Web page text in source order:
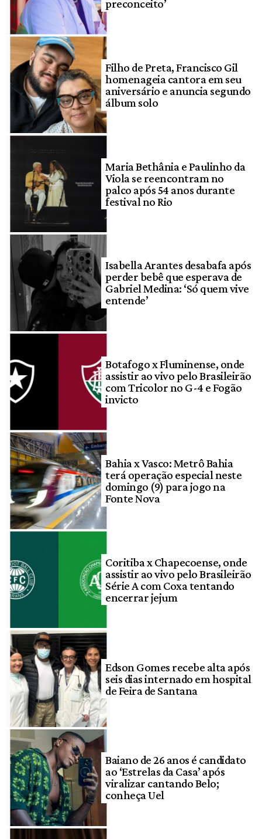
preconceito’
Filho de Preta, Francisco Gil
homenageia cantora em seu
aniversário e anuncia segundo
álbum solo
Maria Bethânia e Paulinho da
Viola se reencontram no
palco após 54 anos durante
festival no Rio
Isabella Arantes desabafa após
perder bebê que esperava de
Gabriel Medina: ‘Só quem vive
entende’
Botafogo x Fluminense, onde
assistir ao vivo pelo Brasileirão
com Tricolor no G-4 e Fogão
invicto
Bahia x Vasco: Metrô Bahia
terá operação especial neste
domingo (9) para jogo na
Fonte Nova
Coritiba x Chapecoense, onde
assistir ao vivo pelo Brasileirão
Série A com Coxa tentando
encerrar jejum
Edson Gomes recebe alta após
seis dias internado em hospital
de Feira de Santana
Baiano de 26 anos é candidato
ao ‘Estrelas da Casa’ após
viralizar cantando Belo;
conheça Uel